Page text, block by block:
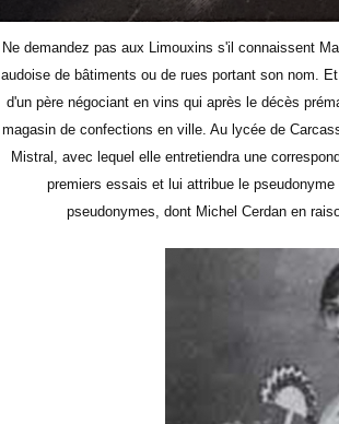
Ne demandez pas aux Limouxins s'il connaissent
audoise de bâtiments ou de rues portant son nom.
d'un père négociant en vins qui après le décès
magasin de confections en ville. Au lycée de
Mistral, avec lequel elle entretiendra une
premiers essais et lui attribue le
pseudonymes, dont Michel Cerdan en